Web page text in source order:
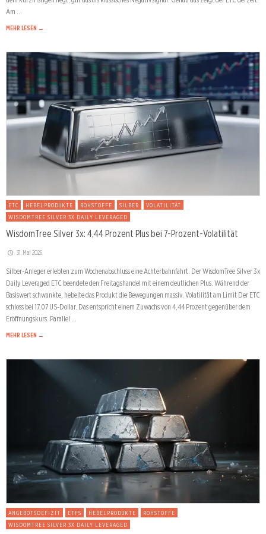
Am …
MEHR LESEN →
ETC HEBELPRODUKTE ROHSTOFFE SILBER
VOLATILITÄT
WISDOMTREE SILVER 3X DAILY LEVERAGED
WisdomTree Silver 3x: 4,44 Prozent Plus bei 7-Prozent-Volatilität
31. Mai 2026
Silber-Anleger erlebten zum Wochenabschluss eine Achterbahnfahrt. Der WisdomTree Silver 3x
Daily Leveraged ETC beendete den Freitagshandel mit einem deutlichen Plus. Während der
Basiswert schwankte, hebelte das Produkt die Bewegungen massiv. Volatilität am Limit Der ETC
schloss bei 17,07 US-Dollar. Das entspricht einem Zuwachs von 4,44 Prozent gegenüber dem
Eröffnungskurs. Parallel …
MEHR LESEN →
ANGEBOTSDEFIZIT ETFS HEBELPRODUKTE
ROHSTOFFE
WISDOMTREE SILVER 3X DAILY LEVERAGED